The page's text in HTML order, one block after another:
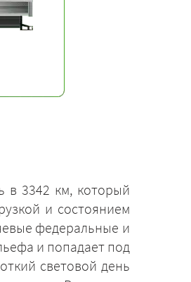
в 3342 км, который
и состоянием
федеральные и
и попадает под
световой день